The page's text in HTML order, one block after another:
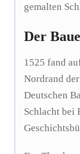
gemalten
Der
1525 fand
Nordrand
Deutschen
Schlacht bei